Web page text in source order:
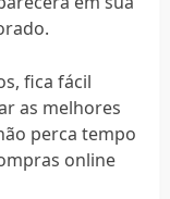
fica fácil
as melhores
perca tempo
online